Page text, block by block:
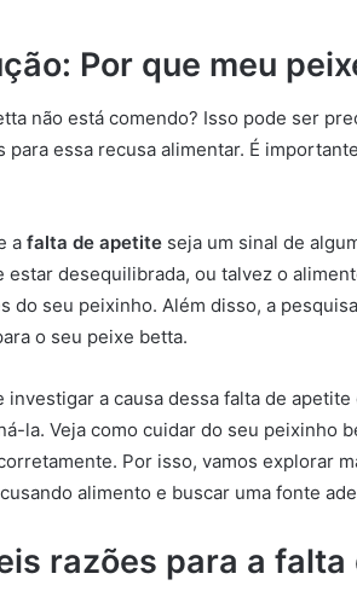
Por que meu
não está comendo? Isso pode ser
para essa recusa alimentar. É
a falta de apetite seja um sinal de
estar desequilibrada, ou talvez o
do seu peixinho. Além disso, a
o seu peixe betta.
investigar a causa dessa falta de
la. Veja como cuidar do seu peixinho
Por isso, vamos explorar
alimento e buscar uma fonte
razões para a